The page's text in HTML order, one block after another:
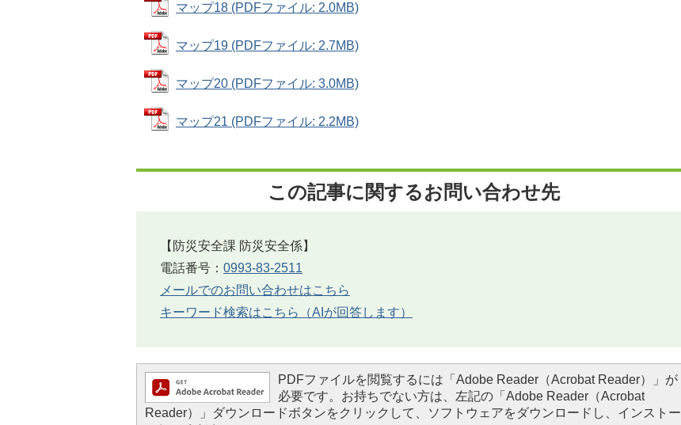
マップ18 (PDFファイル: 2.0MB)
マップ19 (PDFファイル: 2.7MB)
マップ20 (PDFファイル: 3.0MB)
マップ21 (PDFファイル: 2.2MB)
この記事に関するお問い合わせ先
【防災安全課 防災安全係】
電話番号： 0993-83-2511
メールでのお問い合わせはこちら
キーワード検索はこちら（AIが回答します）
PDFファイルを閲覧するには「Adobe Reader（Acrobat Reader）」が
必要です。お持ちでない方は、左記の「Adobe Reader（Acrobat
Reader）」ダウンロードボタンをクリックして、ソフトウェアをダウンロードし、インストー